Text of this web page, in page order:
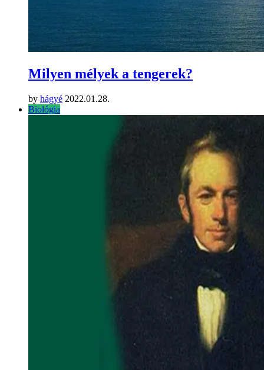
Milyen mélyek a tengerek?
by hágyé 2022.01.28.
Biológia